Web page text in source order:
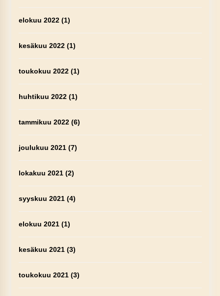
elokuu 2022(1)
kesäkuu 2022(1)
toukokuu 2022(1)
huhtikuu 2022(1)
tammikuu 2022(6)
joulukuu 2021(7)
lokakuu 2021(2)
syyskuu 2021(4)
elokuu 2021(1)
kesäkuu 2021(3)
toukokuu 2021(3)